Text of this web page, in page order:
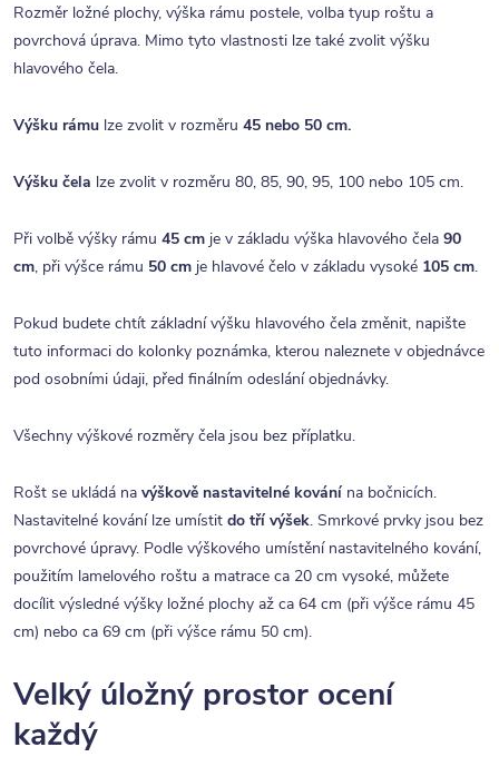
Rozměr ložné plochy, výška rámu postele, volba tyup roštu a
povrchová úprava. Mimo tyto vlastnosti lze také zvolit výšku
hlavového čela.
Výšku rámu lze zvolit v rozměru 45 nebo 50 cm.
Výšku čela lze zvolit v rozměru 80, 85, 90, 95, 100 nebo 105 cm.
Při volbě výšky rámu 45 cm je v základu výška hlavového čela 90
cm, při výšce rámu 50 cm je hlavové čelo v základu vysoké 105 cm.
Pokud budete chtít základní výšku hlavového čela změnit, napište
tuto informaci do kolonky poznámka, kterou naleznete v objednávce
pod osobními údaji, před finálním odeslání objednávky.
Všechny výškové rozměry čela jsou bez příplatku.
Rošt se ukládá na výškově nastavitelné kování na bočnicích.
Nastavitelné kování lze umístit do tří výšek. Smrkové prvky jsou bez
povrchové úpravy. Podle výškového umístění nastavitelného kování,
použitím lamelového roštu a matrace ca 20 cm vysoké, můžete
docílit výsledné výšky ložné plochy až ca 64 cm (při výšce rámu 45
cm) nebo ca 69 cm (při výšce rámu 50 cm).
Velký úložný prostor ocení
každý